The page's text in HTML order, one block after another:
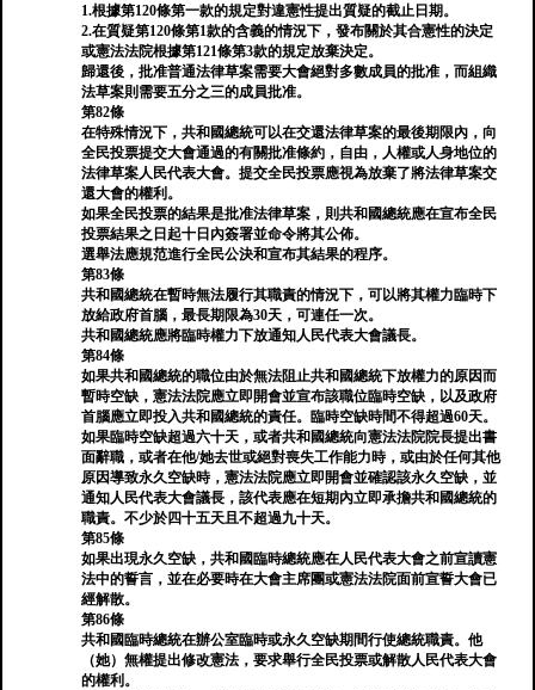
1.根據第120條第一款的規定對違憲性提出質疑的截止日期。
2.在質疑第120條第1款的含義的情況下，發布關於其合憲性的決定
或憲法法院根據第121條第3款的規定放棄決定。
歸還後，批准普通法律草案需要大會絕對多數成員的批准，而組織
法草案則需要五分之三的成員批准。
第82條
在特殊情況下，共和國總統可以在交還法律草案的最後期限內，向
全民投票提交大會通過的有關批准條約，自由，人權或人身地位的
法律草案人民代表大會。提交全民投票應視為放棄了將法律草案交
還大會的權利。
如果全民投票的結果是批准法律草案，則共和國總統應在宣布全民
投票結果之日起十日內簽署並命令將其公佈。
選舉法應規范進行全民公決和宣布其結果的程序。
第83條
共和國總統在暫時無法履行其職責的情況下，可以將其權力臨時下
放給政府首腦，最長期限為30天，可連任一次。
共和國總統應將臨時權力下放通知人民代表大會議長。
第84條
如果共和國總統的職位由於無法阻止共和國總統下放權力的原因而
暫時空缺，憲法法院應立即開會並宣布該職位臨時空缺，以及政府
首腦應立即投入共和國總統的責任。臨時空缺時間不得超過60天。
如果臨時空缺超過六十天，或者共和國總統向憲法法院院長提出書
面辭職，或者在他/她去世或絕對喪失工作能力時，或由於任何其他
原因導致永久空缺時，憲法法院應立即開會並確認該永久空缺，並
通知人民代表大會議長，該代表應在短期內立即承擔共和國總統的
職責。不少於四十五天且不超過九十天。
第85條
如果出現永久空缺，共和國臨時總統應在人民代表大會之前宣讀憲
法中的誓言，並在必要時在大會主席團或憲法法院面前宣誓大會已
經解散。
第86條
共和國臨時總統在辦公室臨時或永久空缺期間行使總統職責。他
（她）無權提出修改憲法，要求舉行全民投票或解散人民代表大會
的權利。